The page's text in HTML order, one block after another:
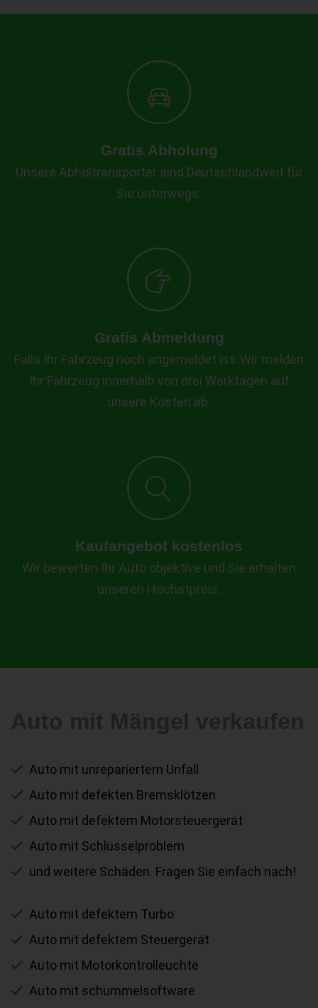
Gratis Abholung
Unsere Abholtransporter sind Deutschlandweit für
Sie unterwegs.
Gratis Abmeldung
Falls Ihr Fahrzeug noch angemeldet ist: Wir melden
Ihr Fahrzeug innerhalb von drei Werktagen auf
unsere Kosten ab.
Kaufangebot kostenlos
Wir bewerten Ihr Auto objektive und Sie erhalten
unseren Höchstpreis.
Auto mit unrepariertem Unfall
Auto mit defekten Bremsklötzen
Auto mit defektem Motorsteuergerät
Auto mit Schlüsselproblem
und weitere Schäden. Fragen Sie einfach nach!
Auto mit defektem Turbo
Auto mit defektem Steuergerät
Auto mit Motorkontrolleuchte
Auto mit schummelsoftware